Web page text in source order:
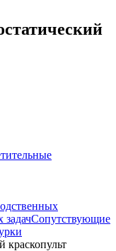
задачСопутствующие
краскопульт